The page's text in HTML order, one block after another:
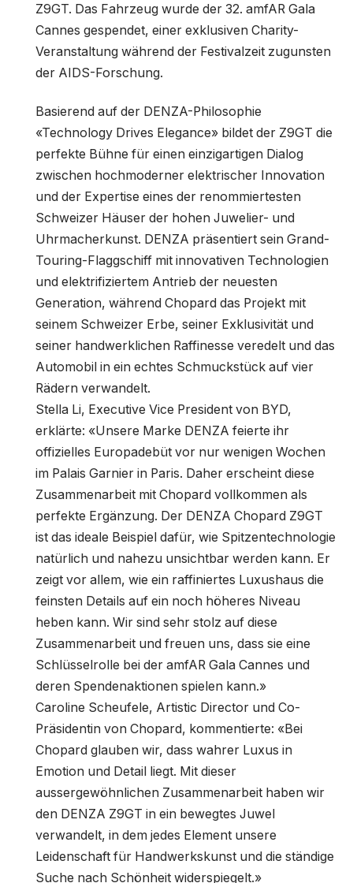
Z9GT. Das Fahrzeug wurde der 32. amfAR Gala
Cannes gespendet, einer exklusiven Charity-
Veranstaltung während der Festivalzeit zugunsten
der AIDS-Forschung.
Basierend auf der DENZA-Philosophie
«Technology Drives Elegance» bildet der Z9GT die
perfekte Bühne für einen einzigartigen Dialog
zwischen hochmoderner elektrischer Innovation
und der Expertise eines der renommiertesten
Schweizer Häuser der hohen Juwelier- und
Uhrmacherkunst. DENZA präsentiert sein Grand-
Touring-Flaggschiff mit innovativen Technologien
und elektrifiziertem Antrieb der neuesten
Generation, während Chopard das Projekt mit
seinem Schweizer Erbe, seiner Exklusivität und
seiner handwerklichen Raffinesse veredelt und das
Automobil in ein echtes Schmuckstück auf vier
Rädern verwandelt.
Stella Li, Executive Vice President von BYD,
erklärte: «Unsere Marke DENZA feierte ihr
offizielles Europadebüt vor nur wenigen Wochen
im Palais Garnier in Paris. Daher erscheint diese
Zusammenarbeit mit Chopard vollkommen als
perfekte Ergänzung. Der DENZA Chopard Z9GT
ist das ideale Beispiel dafür, wie Spitzentechnologie
natürlich und nahezu unsichtbar werden kann. Er
zeigt vor allem, wie ein raffiniertes Luxushaus die
feinsten Details auf ein noch höheres Niveau
heben kann. Wir sind sehr stolz auf diese
Zusammenarbeit und freuen uns, dass sie eine
Schlüsselrolle bei der amfAR Gala Cannes und
deren Spendenaktionen spielen kann.»
Caroline Scheufele, Artistic Director und Co-
Präsidentin von Chopard, kommentierte: «Bei
Chopard glauben wir, dass wahrer Luxus in
Emotion und Detail liegt. Mit dieser
aussergewöhnlichen Zusammenarbeit haben wir
den DENZA Z9GT in ein bewegtes Juwel
verwandelt, in dem jedes Element unsere
Leidenschaft für Handwerkskunst und die ständige
Suche nach Schönheit widerspiegelt.»